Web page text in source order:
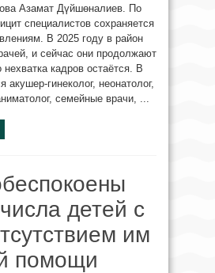
Азамат Дүйшөналиев. По
специалистов сохраняется
В 2025 году в район
и сейчас они продолжают
нехватка кадров остаётся. В
акушер-гинеколог, неонатолог,
семейные врачи, ...
детей с
им
помощи